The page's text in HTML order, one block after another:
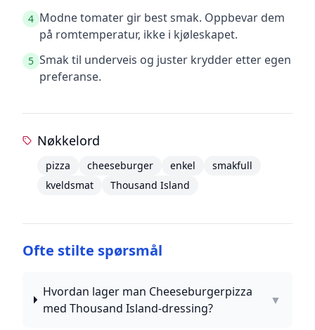
4 Modne tomater gir best smak. Oppbevar dem
på romtemperatur, ikke i kjøleskapet.
5 Smak til underveis og juster krydder etter egen
preferanse.
Nøkkelord
pizza cheeseburger enkel
smakfull
kveldsmat
Thousand Island
Ofte stilte spørsmål
Hvordan lager man Cheeseburgerpizza
med Thousand Island-dressing?
▼